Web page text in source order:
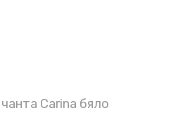
Carina бяло